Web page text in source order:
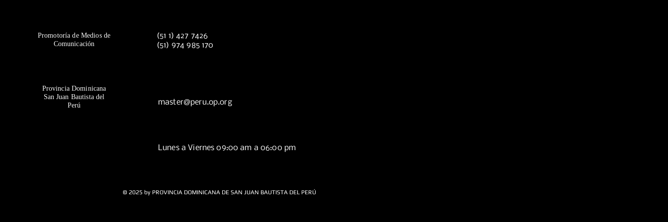
Promotoría de Medios de
Comunicación
(51 1) 427 7426
(51) 974 985 170
Provincia Dominicana
San Juan Bautista del
Perú
master@peru.op.org
Lunes a Viernes 09:00 am a 06:00 pm
© 2025 by PROVINCIA DOMINICANA DE SAN JUAN BAUTISTA DEL PERÚ